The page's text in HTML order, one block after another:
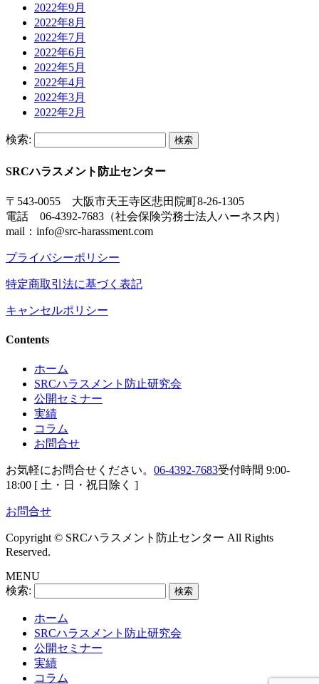
2022年9月
2022年8月
2022年7月
2022年6月
2022年5月
2022年4月
2022年3月
2022年2月
検索:
SRCハラスメント防止センター
〒543-0055 大阪市天王寺区悲田院町8-26-1305
電話 06-4392-7683（社会保険労務士法人ハーネス内）
mail：info@src-harassment.com
プライバシーポリシー
特定商取引法に基づく表記
キャンセルポリシー
Contents
ホーム
SRCハラスメント防止研究会
公開セミナー
実績
コラム
お問合せ
お気軽にお問合せください。 06-4392-7683受付時間 9:00-
18:00 [ 土・日・祝日除く ]
お問合せ
Copyright © SRCハラスメント防止センター All Rights
Reserved.
MENU
検索:
ホーム
SRCハラスメント防止研究会
公開セミナー
実績
コラム